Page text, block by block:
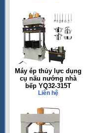
Máy ép thủy lực dụng
cụ nấu nướng nhà
bếp YQ32-315T
Liên hệ